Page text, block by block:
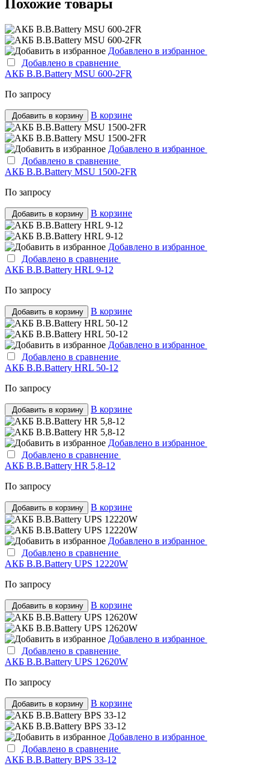
Похожие товары
Добавлено в избранное
Добавлено в сравнение
АКБ B.B.Bаttery MSU 600-2FR
По запросу
Добавить в корзину В корзине
Добавлено в избранное
Добавлено в сравнение
АКБ B.B.Bаttery MSU 1500-2FR
По запросу
Добавить в корзину В корзине
Добавлено в избранное
Добавлено в сравнение
АКБ B.B.Bаttery HRL 9-12
По запросу
Добавить в корзину В корзине
Добавлено в избранное
Добавлено в сравнение
АКБ B.B.Bаttery HRL 50-12
По запросу
Добавить в корзину В корзине
Добавлено в избранное
Добавлено в сравнение
АКБ B.B.Bаttery HR 5,8-12
По запросу
Добавить в корзину В корзине
Добавлено в избранное
Добавлено в сравнение
АКБ B.B.Bаttery UPS 12220W
По запросу
Добавить в корзину В корзине
Добавлено в избранное
Добавлено в сравнение
АКБ B.B.Bаttery UPS 12620W
По запросу
Добавить в корзину В корзине
Добавлено в избранное
Добавлено в сравнение
АКБ B.B.Bаttery BPS 33-12